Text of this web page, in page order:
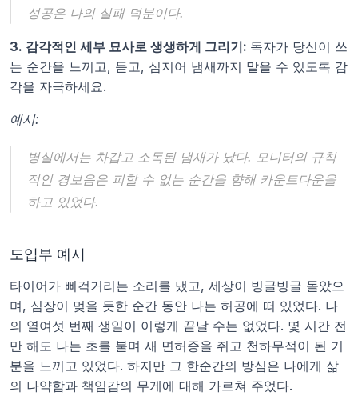
성공은 나의 실패 덕분이다.
3. 감각적인 세부 묘사로 생생하게 그리기: 독자가 당신이 쓰
는 순간을 느끼고, 듣고, 심지어 냄새까지 맡을 수 있도록 감
각을 자극하세요.
예시:
병실에서는 차갑고 소독된 냄새가 났다. 모니터의 규칙
적인 경보음은 피할 수 없는 순간을 향해 카운트다운을
하고 있었다.
도입부 예시
타이어가 삐걱거리는 소리를 냈고, 세상이 빙글빙글 돌았으
며, 심장이 멎을 듯한 순간 동안 나는 허공에 떠 있었다. 나
의 열여섯 번째 생일이 이렇게 끝날 수는 없었다. 몇 시간 전
만 해도 나는 초를 불며 새 면허증을 쥐고 천하무적이 된 기
분을 느끼고 있었다. 하지만 그 한순간의 방심은 나에게 삶
의 나약함과 책임감의 무게에 대해 가르쳐 주었다.